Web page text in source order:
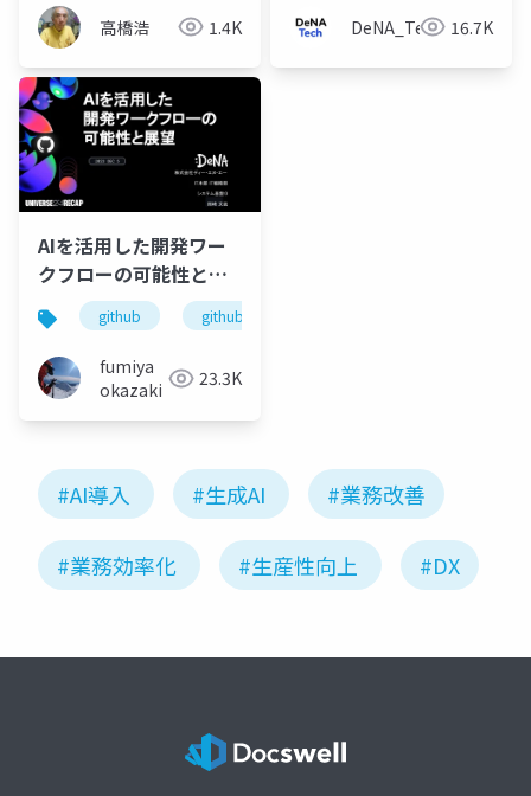
高橋浩 1.4K DeNA_Tech 16.7K
AIを活用した開発ワー
クフローの可能性と展
望_DeNA_GitHub
Universe
Recap_20231205
github github copilot
fumiya
okazaki
23.3K
#AI導入 #生成AI #業務改善
#業務効率化 #生産性向上 #DX